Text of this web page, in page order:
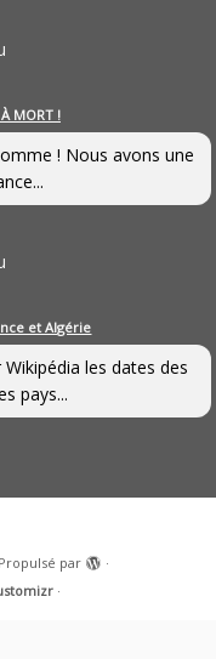
À MORT !
! Nous avons une
et Algérie
les dates des
pays...
Propulsé par
·
·